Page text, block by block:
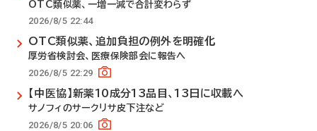
OTC類似薬、一増一減で合計変わらず
2026/8/5 22:44
OTC類似薬、追加負担の例外を明確化
厚労省検討会、医療保険部会に報告へ
2026/8/5 22:29
【中医協】新薬10成分13品目、13日に収載へ
サノフィのサークリサ皮下注など
2026/8/5 20:06